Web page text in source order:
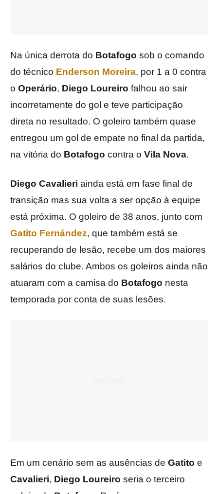
Na única derrota do Botafogo sob o comando
do técnico Enderson Moreira, por 1 a 0 contra
o Operário, Diego Loureiro falhou ao sair
incorretamente do gol e teve participação
direta no resultado. O goleiro também quase
entregou um gol de empate no final da partida,
na vitória do Botafogo contra o Vila Nova.
Diego Cavalieri ainda está em fase final de
transição mas sua volta a ser opção à equipe
está próxima. O goleiro de 38 anos, junto com
Gatito Fernández, que também está se
recuperando de lesão, recebe um dos maiores
salários do clube. Ambos os goleiros ainda não
atuaram com a camisa do Botafogo nesta
temporada por conta de suas lesões.
Em um cenário sem as ausências de Gatito e
Cavalieri, Diego Loureiro seria o terceiro